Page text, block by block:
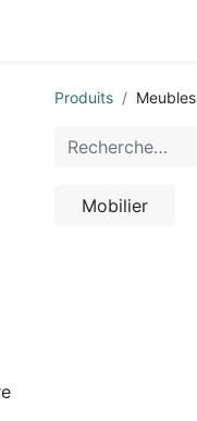
Produits Meubles
Mobilier